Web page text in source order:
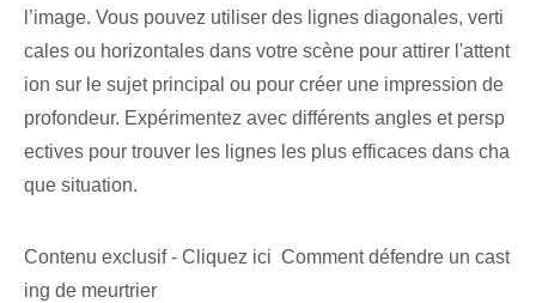
l’image. Vous pouvez utiliser des lignes diagonales, verti
cales ou horizontales dans votre scène pour attirer l'attent
ion sur le sujet principal ou pour créer une impression de
profondeur. Expérimentez avec différents angles et persp
ectives pour trouver les lignes les plus efficaces dans cha
que situation.
Contenu exclusif - Cliquez ici Comment défendre un cast
ing de meurtrier